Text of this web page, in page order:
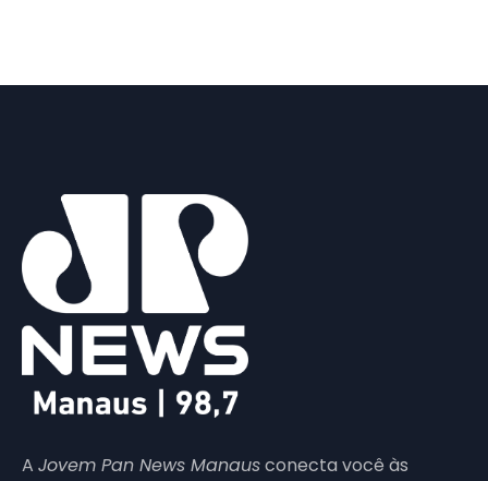
A Jovem Pan News Manausconecta você às